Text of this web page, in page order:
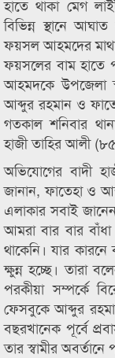
হাতে থাকা মেগ
বিভিন্ন স্থানে
ফয়সল আহমদের
ফয়সলের বাম
আহমদকে উপজেলা
আব্দুর রহমান ও
গতকাল শনিবার
হাজী তাহির আলী
অভিযোগের বাদী
জানান, ফাতেহা ও
এলাকার সবাই
আমরা বার বার
থাকেনি। যার
ক্ষুন্ন হচ্ছে। তারা
পরকীয়া সম্পর্কে
ফেসবুকে আব্দুর
বছরখানেক পূর্বে
তার স্বামীর